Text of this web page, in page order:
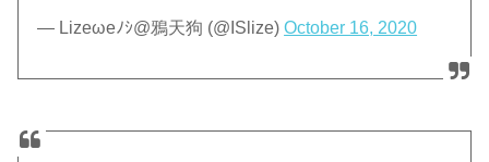
— Lizeωeﾉｼ@鴉天狗 (@ISlize)October 16, 2020